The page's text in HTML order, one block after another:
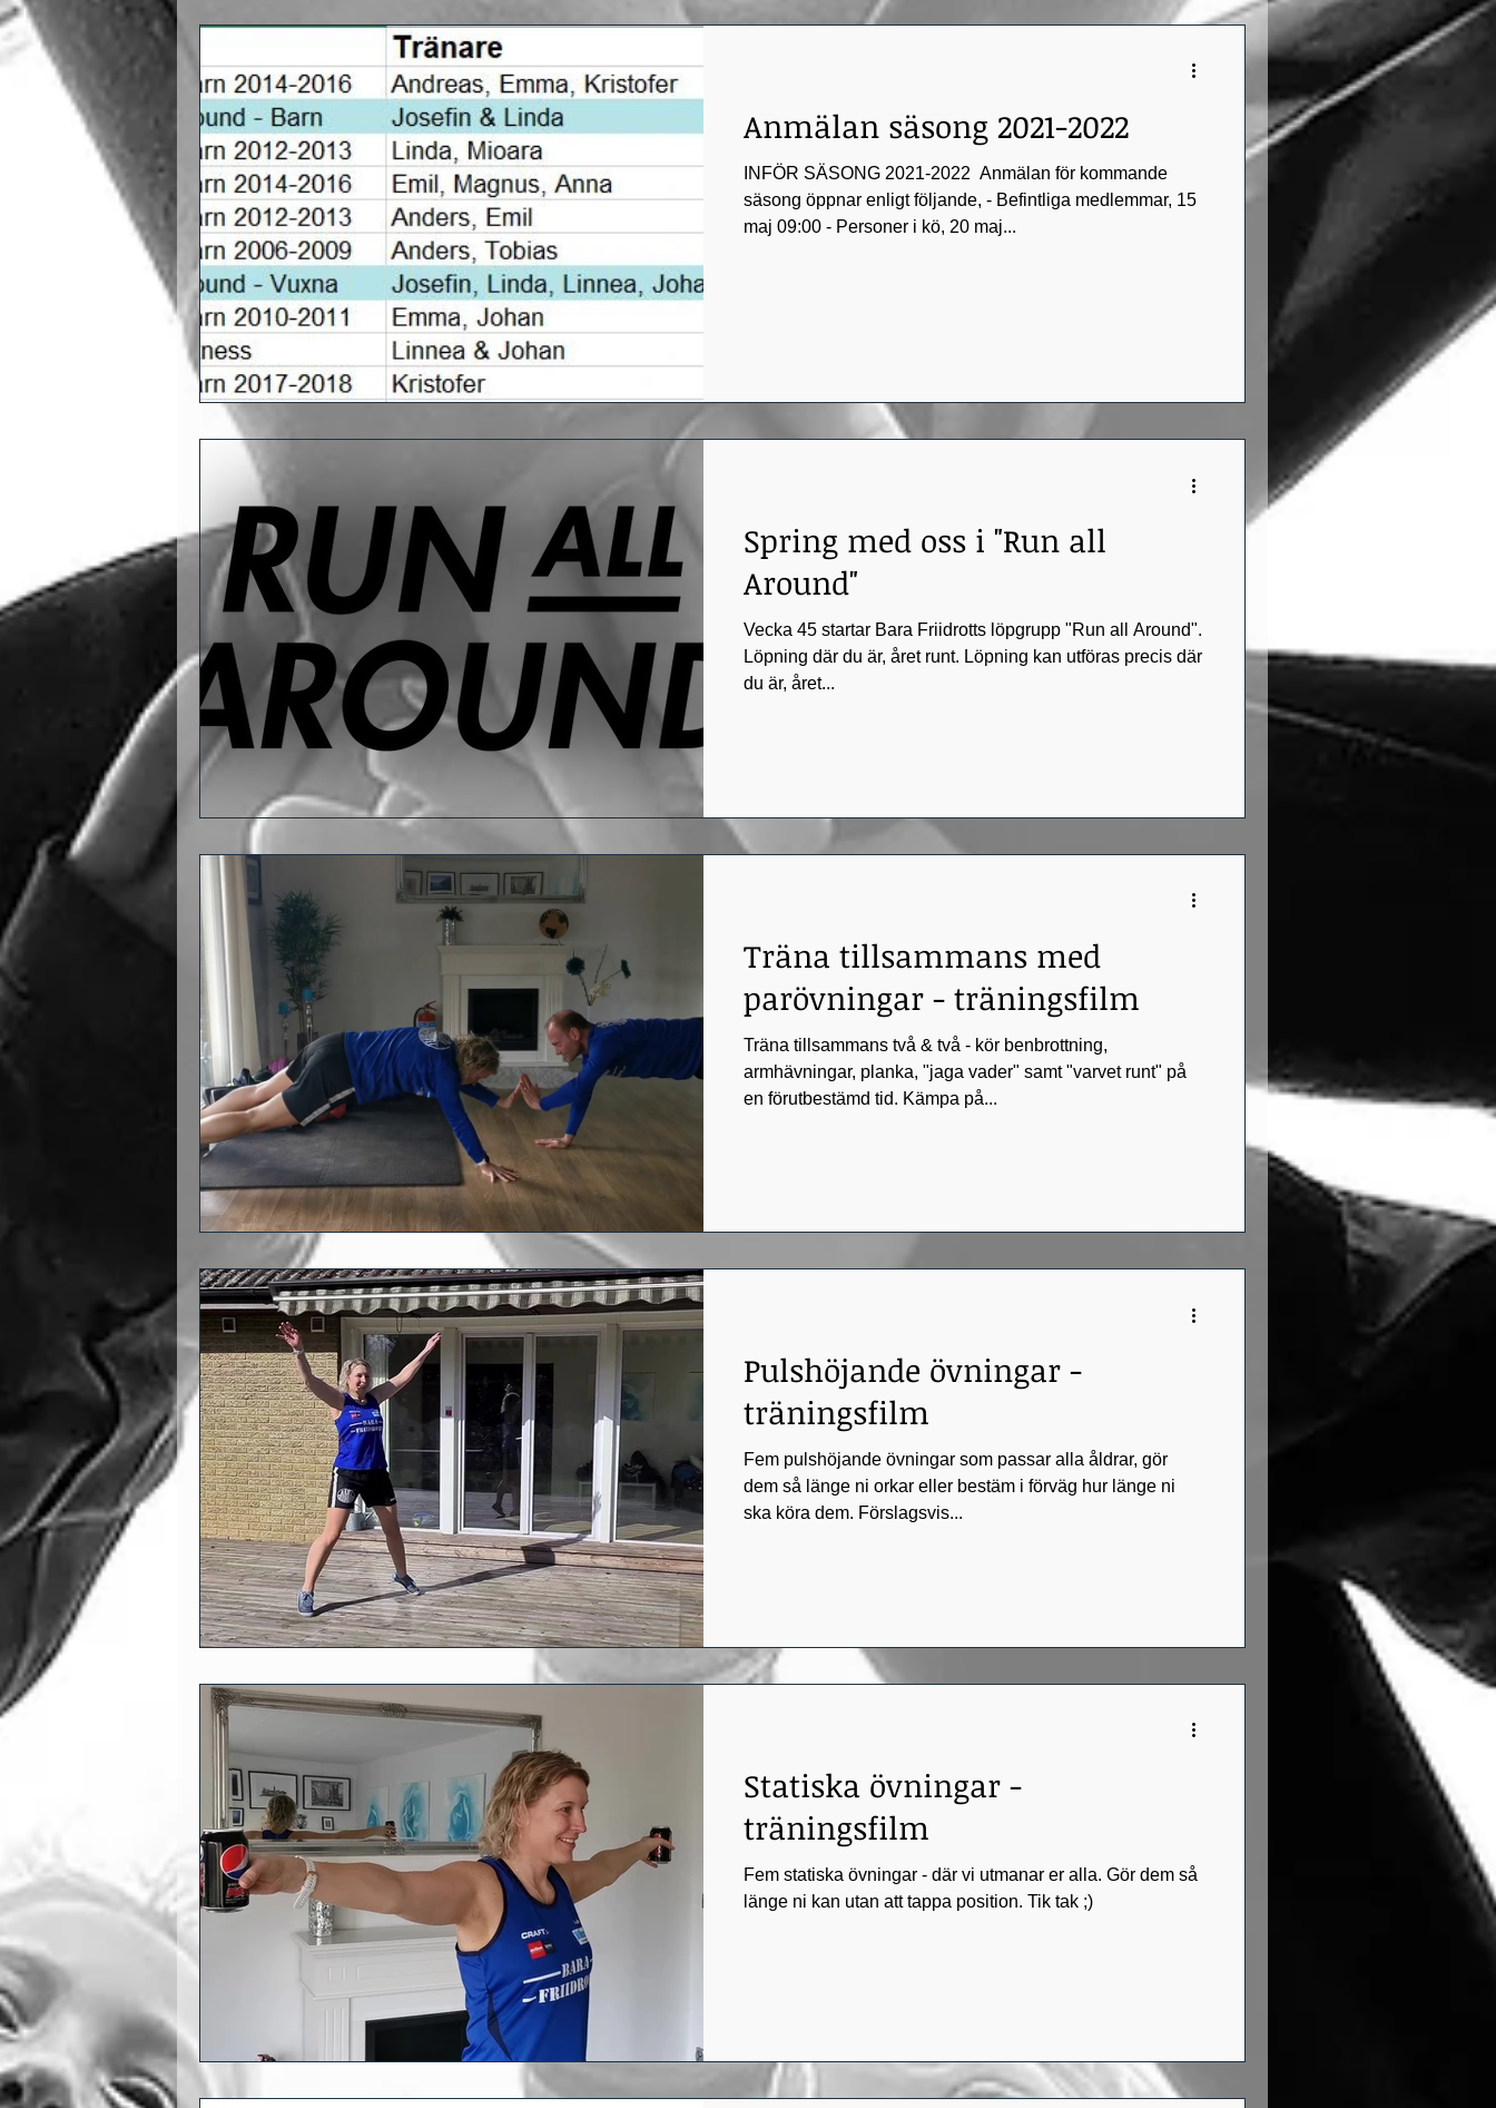
Anmälan säsong 2021-2022
INFÖR SÄSONG 2021-2022 ​ Anmälan för kommande
säsong öppnar enligt följande, - Befintliga medlemmar, 15
maj 09:00 - Personer i kö, 20 maj...
Spring med oss i "Run all
Around"
Vecka 45 startar Bara Friidrotts löpgrupp "Run all Around".
Löpning där du är, året runt. Löpning kan utföras precis där
du är, året...
Träna tillsammans med
parövningar - träningsfilm
Träna tillsammans två & två - kör benbrottning,
armhävningar, planka, "jaga vader" samt "varvet runt" på
en förutbestämd tid. Kämpa på...
Pulshöjande övningar -
träningsfilm
Fem pulshöjande övningar som passar alla åldrar, gör
dem så länge ni orkar eller bestäm i förväg hur länge ni
ska köra dem. Förslagsvis...
Statiska övningar -
träningsfilm
Fem statiska övningar - där vi utmanar er alla. Gör dem så
länge ni kan utan att tappa position. Tik tak ;)